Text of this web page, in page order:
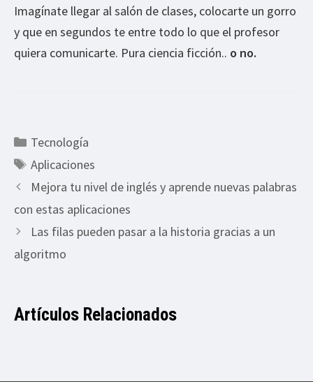
Imagínate llegar al salón de clases, colocarte un gorro
y que en segundos te entre todo lo que el profesor
quiera comunicarte. Pura ciencia ficción.. o no.
Categorías
Tecnología
Etiquetas
Aplicaciones
Mejora tu nivel de inglés y aprende nuevas palabras
con estas aplicaciones
Las filas pueden pasar a la historia gracias a un
algoritmo
Artículos Relacionados